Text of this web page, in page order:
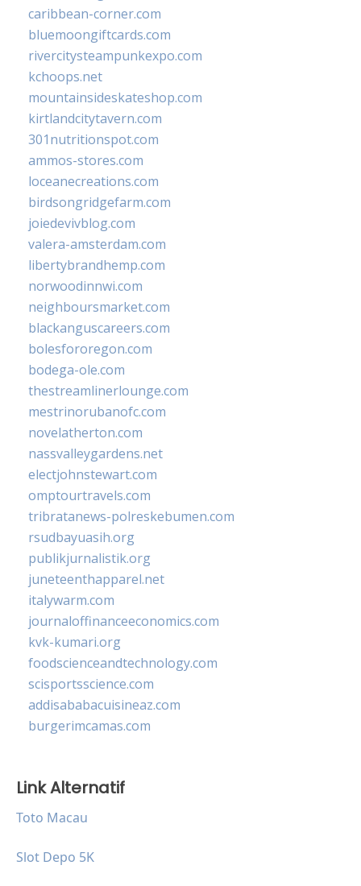
caribbean-corner.com
bluemoongiftcards.com
rivercitysteampunkexpo.com
kchoops.net
mountainsideskateshop.com
kirtlandcitytavern.com
301nutritionspot.com
ammos-stores.com
loceanecreations.com
birdsongridgefarm.com
joiedevivblog.com
valera-amsterdam.com
libertybrandhemp.com
norwoodinnwi.com
neighboursmarket.com
blackanguscareers.com
bolesfororegon.com
bodega-ole.com
thestreamlinerlounge.com
mestrinorubanofc.com
novelatherton.com
nassvalleygardens.net
electjohnstewart.com
omptourtravels.com
tribratanews-polreskebumen.com
rsudbayuasih.org
publikjurnalistik.org
juneteenthapparel.net
italywarm.com
journaloffinanceeconomics.com
kvk-kumari.org
foodscienceandtechnology.com
scisportsscience.com
addisababacuisineaz.com
burgerimcamas.com
Link Alternatif
Toto Macau
Slot Depo 5K